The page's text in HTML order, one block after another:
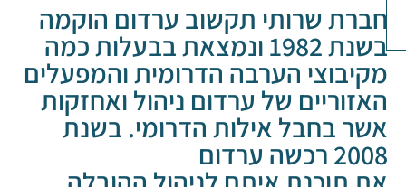
שרותי תקשוב ערדום הוקמה
בשנת 1982 ונמצאת בבעלות כמה
הערבה הדרומית והמפעלים
של ערדום ניהול ואחזקות
בחבל אילות הדרומי. בשנת
2008 רכשה ערדום